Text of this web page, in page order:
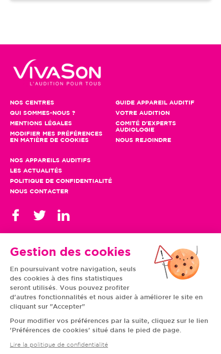
Gestion des cookies
En poursuivant votre navigation, seuls
des cookies à des fins statistiques
seront utilisés. Vous pouvez profiter
d'autres fonctionnalités et nous aider à améliorer le site en
cliquant sur "Accepter"
Pour modifier vos préférences par la suite, cliquez sur le lien
'Préférences de cookies' situé dans le pied de page.
Lire la politique de confidentialité
NOS CENTRES
QUI SOMMES-NOUS ?
MENTIONS LÉGALES
MODIFIER MES PRÉFÉRENCES
EN MATIÈRE DE COOKIES
GUIDE APPAREIL AUDITIF
VOTRE AUDITION
COMITÉ D'EXPERTS
AUDIOLOGIE
NOUS REJOINDRE
NOS APPAREILS AUDITIFS
LES ACTUALITÉS
POLITIQUE DE CONFIDENTIALITÉ
NOUS CONTACTER
TOUS NOS CENTRES
AUVERGNE-RHÔNE-
ALPES
FRANCHE-COMTÉ
BRETAGNE
CENTRE-VAL DE LOIRE
GRAND EST
ÎLE-DE-FRANCE
NORMANDIE
PAYS DE LA LOIRE
PROVENCE-ALPES-
CÔTE D'AZUR